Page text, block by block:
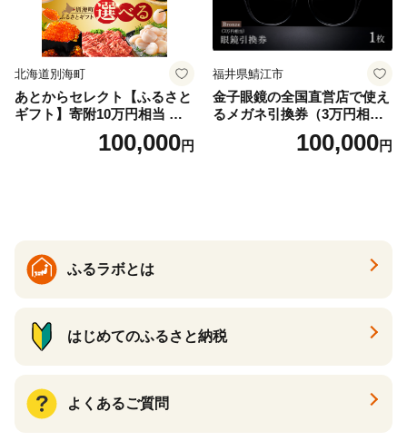
北海道別海町
あとからセレクト【ふるさと
ギフト】寄附10万円相当 あ
とから選べる！ ギフト いく
ら ほたて 海鮮 牛肉 別海町
ギフト ふるさと納税 ）
100,000円
福井県鯖江市
金子眼鏡の全国直営店で使え
るメガネ引換券（3万円相
100,000円
ふるラボとは
はじめてのふるさと納税
よくあるご質問